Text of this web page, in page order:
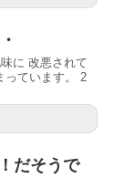
に 改悪されて
っています。 2
だそうで